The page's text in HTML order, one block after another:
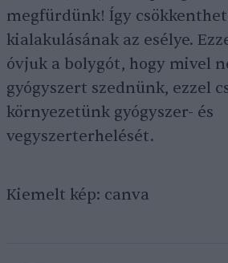
megfürdünk! Így
kialakulásának az esélye.
óvjuk a bolygót, hogy mivel
gyógyszert szednünk, ezzel
környezetünk gyógyszer- és
vegyszerterhelését.
Kiemelt kép: canva